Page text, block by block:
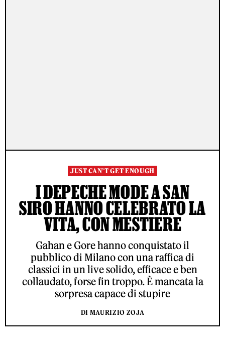
JUST CAN’T GET ENOUGH
I DEPECHE MODE A SAN
SIRO HANNO CELEBRATO LA
VITA, CON MESTIERE
Gahan e Gore hanno conquistato il
pubblico di Milano con una raffica di
classici in un live solido, efficace e ben
collaudato, forse fin troppo. È mancata la
sorpresa capace di stupire
DI MAURIZIO ZOJA